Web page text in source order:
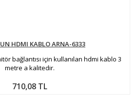
HDMI KABLO ARNA-6333
bağlantısı için kullanılan hdmi kablo 3
metre a kalitedir.
710,08 TL